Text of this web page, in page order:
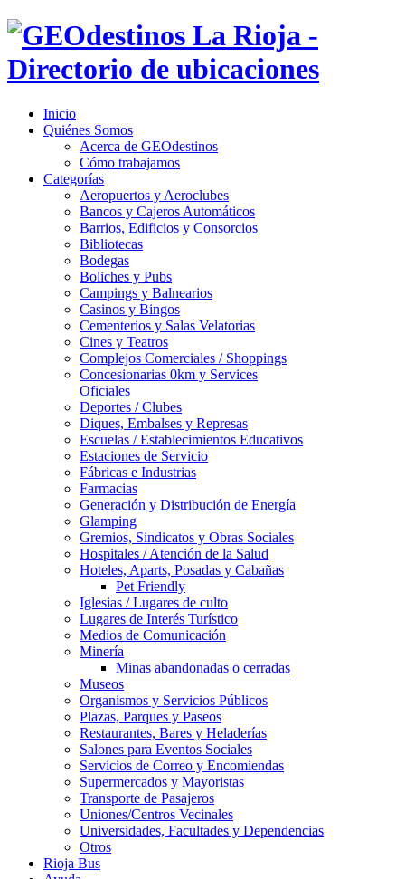
Inicio
Quiénes Somos
Acerca de GEOdestinos
Cómo trabajamos
Categorías
Aeropuertos y Aeroclubes
Bancos y Cajeros Automáticos
Barrios, Edificios y Consorcios
Bibliotecas
Bodegas
Boliches y Pubs
Campings y Balnearios
Casinos y Bingos
Cementerios y Salas Velatorias
Cines y Teatros
Complejos Comerciales / Shoppings
Concesionarias 0km y Services
Oficiales
Deportes / Clubes
Diques, Embalses y Represas
Escuelas / Establecimientos Educativos
Estaciones de Servicio
Fábricas e Industrias
Farmacias
Generación y Distribución de Energía
Glamping
Gremios, Sindicatos y Obras Sociales
Hospitales / Atención de la Salud
Hoteles, Aparts, Posadas y Cabañas
Pet Friendly
Iglesias / Lugares de culto
Lugares de Interés Turístico
Medios de Comunicación
Minería
Minas abandonadas o cerradas
Museos
Organismos y Servicios Públicos
Plazas, Parques y Paseos
Restaurantes, Bares y Heladerías
Salones para Eventos Sociales
Servicios de Correo y Encomiendas
Supermercados y Mayoristas
Transporte de Pasajeros
Uniones/Centros Vecinales
Universidades, Facultades y Dependencias
Otros
Rioja Bus